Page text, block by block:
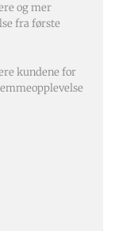
og mer
fra første
kundene for